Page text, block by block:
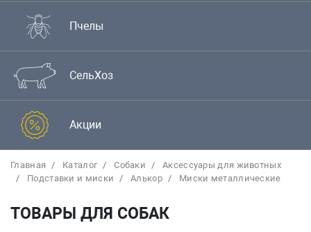
Пчелы
СельХоз
Акции
Главная Каталог Собаки
Аксессуары для животных
Подставки и миски
Алькор Миски металлические
ТОВАРЫ ДЛЯ СОБАК